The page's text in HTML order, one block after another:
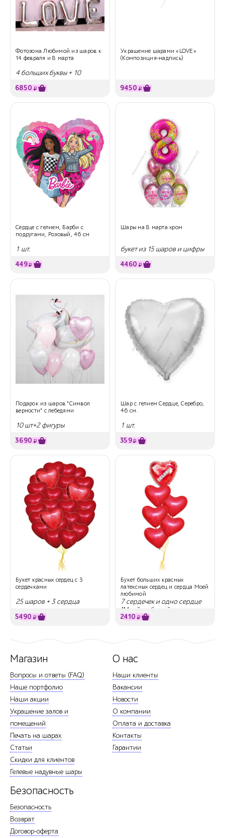
Фотозона Любимой из шаров к
14 февраля и 8 марта
4 больших буквы + 10
6850 ₽
Украшение шарами «LOVE»
(Композиция-надпись)
9450 ₽
Сердце с гелием, Барби с
подругами, Розовый, 46 см
1 шт.
449₽
Шары на 8 марта хром
букет из 15 шаров и цифры
4460 ₽
Подарок из шаров "Символ
верности" с лебедями
10 шт+2 фигуры
3690 ₽
Шар с гелием Сердце, Серебро,
46 см.
1 шт.
359₽
Букет красных сердец с 3
сердечками
25 шаров + 3 сердца
5490 ₽
Букет больших красных
латексных сердец и сердца Моей
любимой
7 сердечек и одно сердце
"Моей любимой
2410 ₽
Магазин
Вопросы и ответы (FAQ)
Наше портфолио
Наши акции
Украшение залов и
помещений
Печать на шарах
Статьи
Скидки для клиентов
Гелевые надувные шары
О нас
Наши клиенты
Вакансии
Новости
О компании
Оплата и доставка
Контакты
Гарантии
Безопасность
Безопасность
Возврат
Договор-оферта